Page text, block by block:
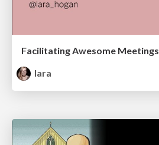
Facilitating Awesome Meetings
lara